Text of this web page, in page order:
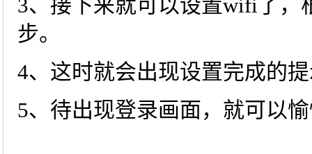
3、接下来就可以设置wifi了，
步。
4、这时就会出现设置完成的
5、待出现登录画面，就可以